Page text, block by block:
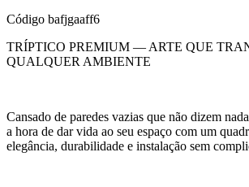
Código bafjgaaff6
TRÍPTICO PREMIUM — ARTE QUE
QUALQUER AMBIENTE
Cansado de paredes vazias que não dizem
a hora de dar vida ao seu espaço com um
elegância, durabilidade e instalação sem